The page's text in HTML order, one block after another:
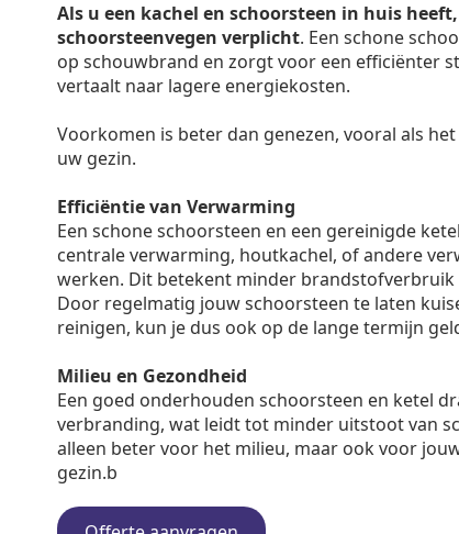
Als u een kachel en schoorsteen in huis
schoorsteenvegen verplicht. Een schone
op schouwbrand en zorgt voor een efficiënter
vertaalt naar lagere energiekosten.
Voorkomen is beter dan genezen, vooral als
uw gezin.
Efficiëntie van Verwarming
Een schone schoorsteen en een gereinigde
centrale verwarming, houtkachel, of andere
werken. Dit betekent minder brandstofverbruik
Door regelmatig jouw schoorsteen te laten
reinigen, kun je dus ook op de lange termijn
Milieu en Gezondheid
Een goed onderhouden schoorsteen en ketel
verbranding, wat leidt tot minder uitstoot van
alleen beter voor het milieu, maar ook voor
gezin.b